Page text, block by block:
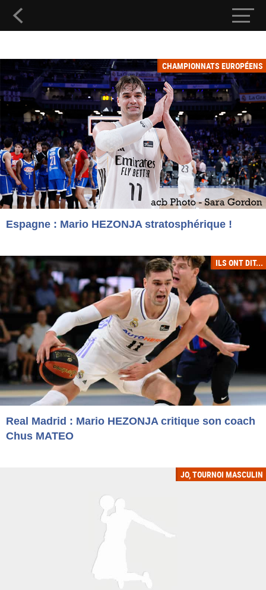
CHAMPIONNATS EUROPÉENS
Espagne : Mario HEZONJA stratosphérique !
ILS ONT DIT...
Real Madrid : Mario HEZONJA critique son coach
Chus MATEO
JO, TOURNOI MASCULIN